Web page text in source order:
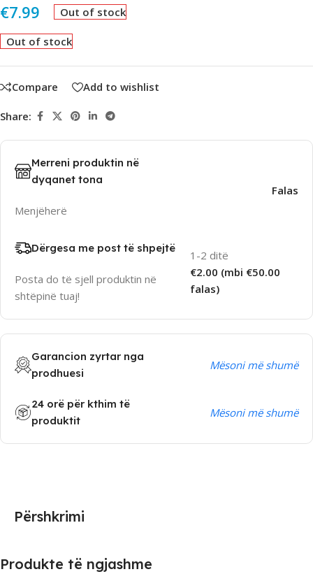
€7.99 Out of stock
Out of stock
Compare Add to wishlist
Share:
Merreni produktin në
dyqanet tona
Menjëherë
Falas
Dërgesa me post të shpejtë
Posta do të sjell produktin në
shtëpinë tuaj!
1-2 ditë
€2.00 (mbi €50.00
falas)
Garancion zyrtar nga
prodhuesi
Mësoni më shumë
24 orë për kthim të
produktit
Mësoni më shumë
Përshkrimi
Produkte të ngjashme